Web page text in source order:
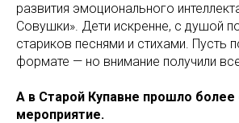
развития эмоционального
Совушки». Дети искренне, с душой
стариков песнями и стихами. Пусть
формате — но внимание получили
А в Старой Купавне прошло
мероприятие.